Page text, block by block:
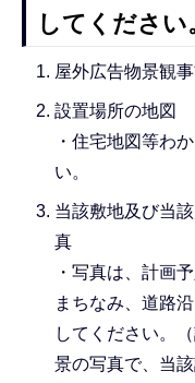
してください
屋外広告物景観
設置場所の地図
・住宅地図等わ
い。
当該敷地及び当
真
・写真は、計画
まちなみ、道路
してください。
景の写真で、当